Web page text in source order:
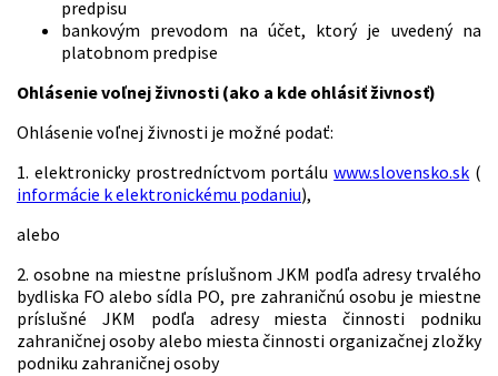
predpisu
bankovým prevodom na účet, ktorý je uvedený na
platobnom predpise
Ohlásenie voľnej živnosti (ako a kde ohlásiť živnosť)
Ohlásenie voľnej živnosti je možné podať:
1. elektronicky prostredníctvom portáluwww.slovensko.sk (
informácie k elektronickému podaniu),
alebo
2. osobne na miestne príslušnom JKM podľa adresy trvalého
bydliska FO alebo sídla PO, pre zahraničnú osobu je miestne
príslušné JKM podľa adresy miesta činnosti podniku
zahraničnej osoby alebo miesta činnosti organizačnej zložky
podniku zahraničnej osoby